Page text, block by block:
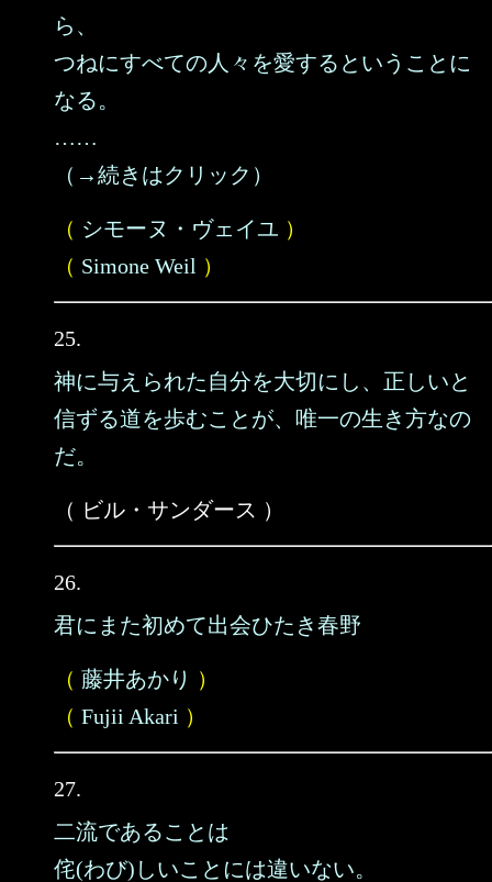
ら、
つねにすべての人々を愛するということに
なる。
……
（→続きはクリック）
（ シモーヌ・ヴェイユ ）
（ Simone Weil ）
25.
神に与えられた自分を大切にし、正しいと
信ずる道を歩むことが、唯一の生き方なの
だ。
（ ビル・サンダース ）
26.
君にまた初めて出会ひたき春野
（ 藤井あかり ）
（ Fujii Akari ）
27.
二流であることは
侘(わび)しいことには違いない。